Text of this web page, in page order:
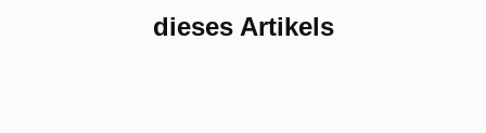
dieses Artikels